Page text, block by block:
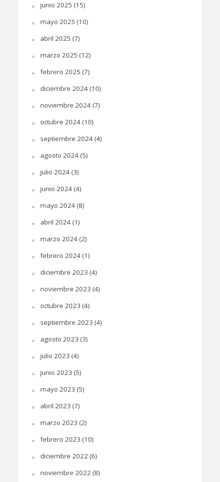
junio 2025 (15)
mayo 2025 (10)
abril 2025 (7)
marzo 2025 (12)
febrero 2025 (7)
diciembre 2024(10)
noviembre 2024(7)
octubre 2024(10)
septiembre 2024(4)
agosto 2024(5)
julio 2024(3)
junio 2024(4)
mayo 2024(8)
abril 2024(1)
marzo 2024(2)
febrero 2024(1)
diciembre 2023 (4)
noviembre 2023 (4)
octubre 2023 (4)
septiembre 2023 (4)
agosto 2023 (3)
julio 2023 (4)
junio 2023 (5)
mayo 2023 (5)
abril 2023 (7)
marzo 2023 (2)
febrero 2023 (10)
diciembre 2022(6)
noviembre 2022(8)